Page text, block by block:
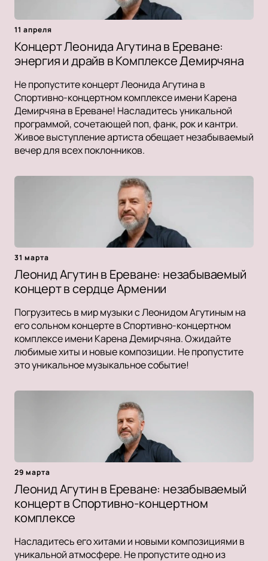
11 апреля
Концерт Леонида Агутина в Ереване:
энергия и драйв в Комплексе Демирчяна
Не пропустите концерт Леонида Агутина в
Спортивно-концертном комплексе имени Карена
Демирчяна в Ереване! Насладитесь уникальной
программой, сочетающей поп, фанк, рок и кантри.
Живое выступление артиста обещает незабываемый
вечер для всех поклонников.
31 марта
Леонид Агутин в Ереване: незабываемый
концерт в сердце Армении
Погрузитесь в мир музыки с Леонидом Агутиным на
его сольном концерте в Спортивно-концертном
комплексе имени Карена Демирчяна. Ожидайте
любимые хиты и новые композиции. Не пропустите
это уникальное музыкальное событие!
29 марта
Леонид Агутин в Ереване: незабываемый
концерт в Спортивно-концертном
комплексе
Насладитесь его хитами и новыми композициями в
уникальной атмосфере. Не пропустите одно из